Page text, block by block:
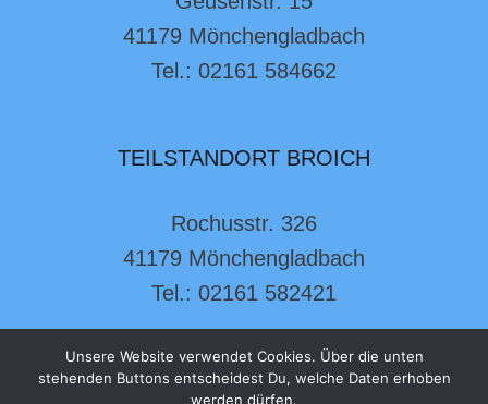
41179 Mönchengladbach
Tel.: 02161 584662
TEILSTANDORT BROICH
Rochusstr. 326
41179 Mönchengladbach
Tel.: 02161 582421
Unsere Website verwendet Cookies. Über die unten
stehenden Buttons entscheidest Du, welche Daten erhoben
werden dürfen.